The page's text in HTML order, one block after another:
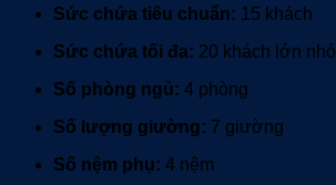
Sức chứa tiêu chuẩn: 15 khách
Sức chứa tối đa: 20 khách lớn nhỏ
Số phòng ngủ: 4 phòng
Số lượng giường: 7 giường
Số nệm phụ: 4 nệm